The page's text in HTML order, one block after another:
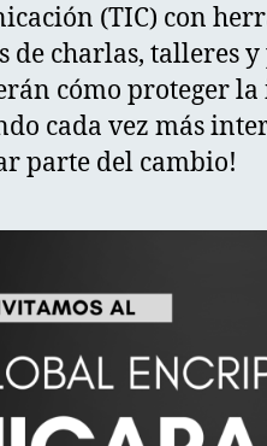
(TIC) con
de charlas, talleres
cómo proteger
cada vez más
parte del cambio!